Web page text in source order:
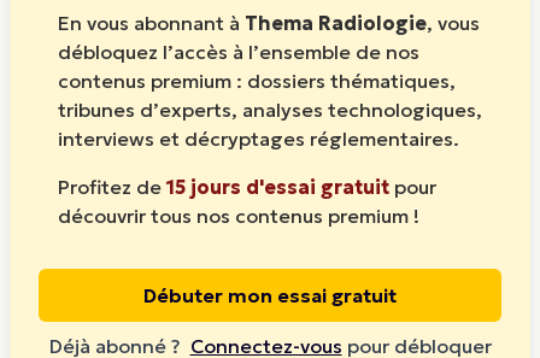
En vous abonnant à Thema Radiologie, vous
débloquez l’accès à l’ensemble de nos
contenus premium : dossiers thématiques,
tribunes d’experts, analyses technologiques,
interviews et décryptages réglementaires.
Profitez de 15 jours d'essai gratuit pour
découvrir tous nos contenus premium !
Débuter mon essai gratuit
Déjà abonné ? Connectez-vous pour débloquer